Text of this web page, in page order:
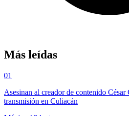
Más leídas
01
Asesinan al creador de contenido César
transmisión en Culiacán